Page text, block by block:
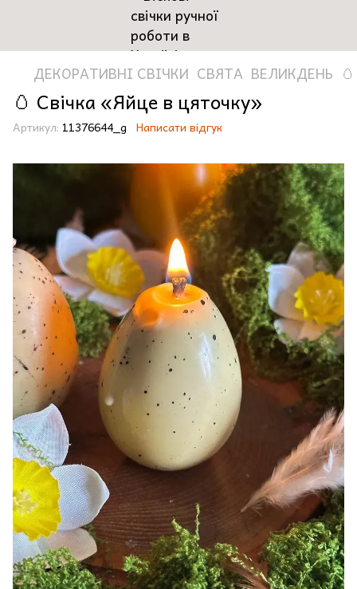
ДЕКОРАТИВНІ СВІЧКИ СВЯТА ВЕЛИКДЕНЬ
🥚 Свічка «Яйце в цяточку»
Артикул: 11376644_g Написати відгук